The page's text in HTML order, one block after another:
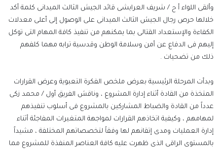
وألقى اللواء أ ح / شريف العرايشى قائد الجيش الثالث الميدانى كلمة أكد
خلالها حرص رجال الجيش الثالث الميدانى على الوصول إلى أعلى معدلات
الكفاءة والإستعداد القتالى بما يمكنهم من تنفيذ كافة المهام التى توكل
إليهم فى الدفاع عن أمن وسلامة الوطن وقدسية ترابه مهما كلفهم
ذلك من تضحيات .
وبدأت المرحلة الرئيسية بعرض ملخص الفكرة التعبوية وعرض القرارات
المتخذة من القادة أثناء إدارة المشروع ، وناقش الفريق أول / محمد زكى
عدداً من القادة والضباط المشاركين بالمشروع فى أسلوب تنفيذهم
لمهامهم ، وكيفية اتخاذهم القرارات لمواجهة المتغيرات المفاجئة أثناء
إدارة العمليات ومدى إتقانهم لها وفقاً لتخصصاتهم المختلفة ، مشيداً
بالمستوى الراقى الذى ظهرت عليه كافة العناصر المنفذة للمشروع مما